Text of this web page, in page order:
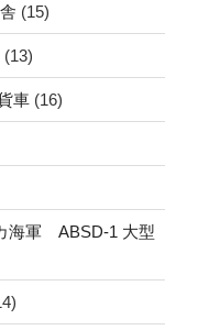
(15)
(13)
車 (16)
海軍 ABSD-1 大型